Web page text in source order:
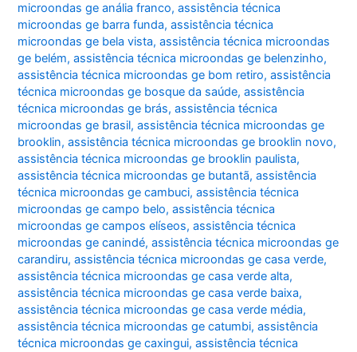
microondas ge anália franco,assistência técnica
microondas ge barra funda,assistência técnica
microondas ge bela vista,assistência técnica microondas
ge belém,assistência técnica microondas ge belenzinho,
assistência técnica microondas ge bom retiro,assistência
técnica microondas ge bosque da saúde,assistência
técnica microondas ge brás,assistência técnica
microondas ge brasil,assistência técnica microondas ge
brooklin,assistência técnica microondas ge brooklin novo,
assistência técnica microondas ge brooklin paulista,
assistência técnica microondas ge butantã,assistência
técnica microondas ge cambuci,assistência técnica
microondas ge campo belo,assistência técnica
microondas ge campos elíseos,assistência técnica
microondas ge canindé,assistência técnica microondas ge
carandiru,assistência técnica microondas ge casa verde,
assistência técnica microondas ge casa verde alta,
assistência técnica microondas ge casa verde baixa,
assistência técnica microondas ge casa verde média,
assistência técnica microondas ge catumbi,assistência
técnica microondas ge caxingui,assistência técnica